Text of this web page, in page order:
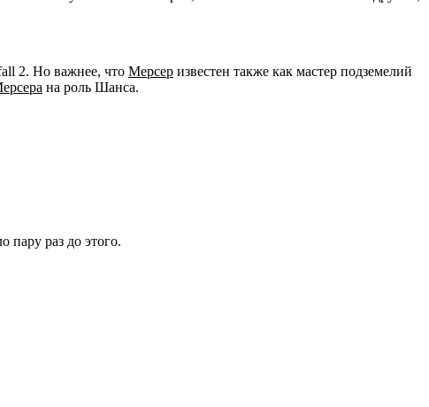
2. Но важнее, что Мерсер известен также как мастер подземелий
на роль Шанса.
пару раз до этого.